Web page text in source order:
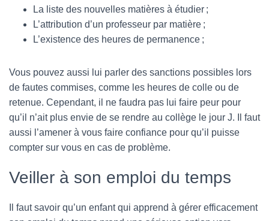
La liste des nouvelles matières à étudier ;
L’attribution d’un professeur par matière ;
L’existence des heures de permanence ;
Vous pouvez aussi lui parler des sanctions possibles lors
de fautes commises, comme les heures de colle ou de
retenue. Cependant, il ne faudra pas lui faire peur pour
qu’il n’ait plus envie de se rendre au collège le jour J. Il faut
aussi l’amener à vous faire confiance pour qu’il puisse
compter sur vous en cas de problème.
Veiller à son emploi du temps
Il faut savoir qu’un enfant qui apprend à gérer efficacement